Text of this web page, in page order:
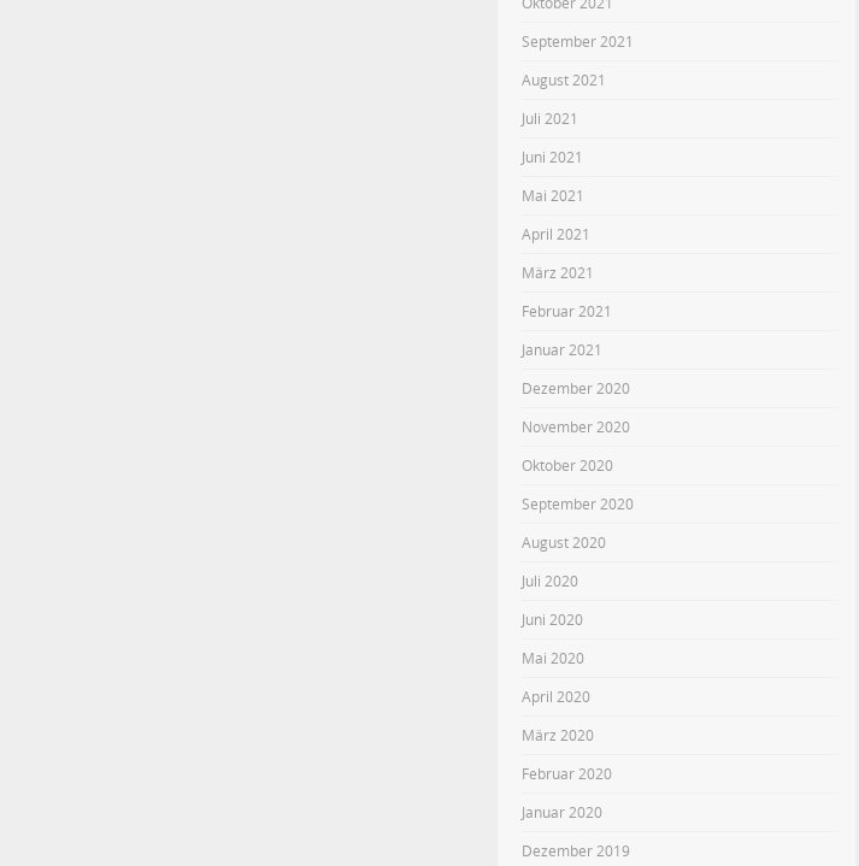
September 2021
August 2021
Juli 2021
Juni 2021
Mai 2021
April 2021
März 2021
Februar 2021
Januar 2021
Dezember 2020
November 2020
Oktober 2020
September 2020
August 2020
Juli 2020
Juni 2020
Mai 2020
April 2020
März 2020
Februar 2020
Januar 2020
Dezember 2019